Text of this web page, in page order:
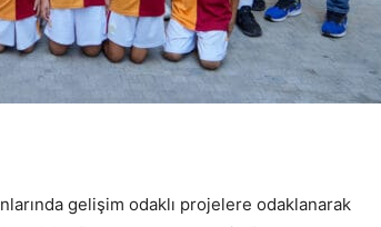
gelişim odaklı projelere odaklanarak